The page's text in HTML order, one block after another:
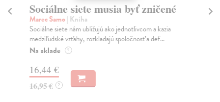
Sociálne siete musia byť zničené
Marec Samo| Kniha
Sociálne siete nám ubližujú ako jednotlivcom a kazia
medziľudské vzťahy, rozkladajú spoločnosť a def...
Na sklade ?
16,44 €
16,95 € ?